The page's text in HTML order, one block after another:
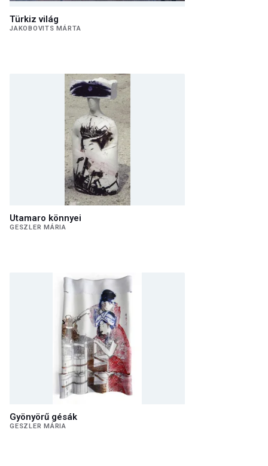
Türkiz világ
JAKOBOVITS MÁRTA
Utamaro könnyei
GESZLER MÁRIA
Gyönyörű gésák
GESZLER MÁRIA